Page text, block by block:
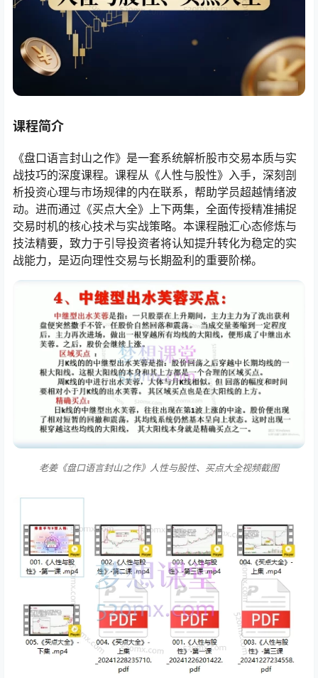
课程简介
《盘口语言封山之作》是一套系统解析股市交易本质与实
战技巧的深度课程。课程从《人性与股性》入手，深刻剖
析投资心理与市场规律的内在联系，帮助学员超越情绪波
动。进而通过《买点大全》上下两集，全面传授精准捕捉
交易时机的核心技术与实战策略。本课程融汇心态修炼与
技法精要，致力于引导投资者将认知提升转化为稳定的实
战能力，是迈向理性交易与长期盈利的重要阶梯。
老姜《盘口语言封山之作》人性与股性、买点大全视频截图